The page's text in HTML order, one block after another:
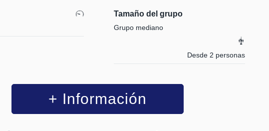
Tamaño del grupo
Grupo mediano
Desde 2 personas
+ Información